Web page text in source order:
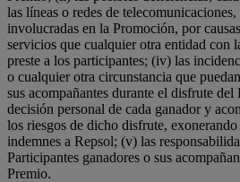
las líneas o redes de
involucradas en la Promoción, por
servicios que cualquier otra entidad con
preste a los participantes; (iv) las
o cualquier otra circunstancia que
sus acompañantes durante el disfrute
decisión personal de cada ganador y
los riesgos de dicho disfrute,
indemnes a Repsol; (v) las
Participantes ganadores o sus
Premio.